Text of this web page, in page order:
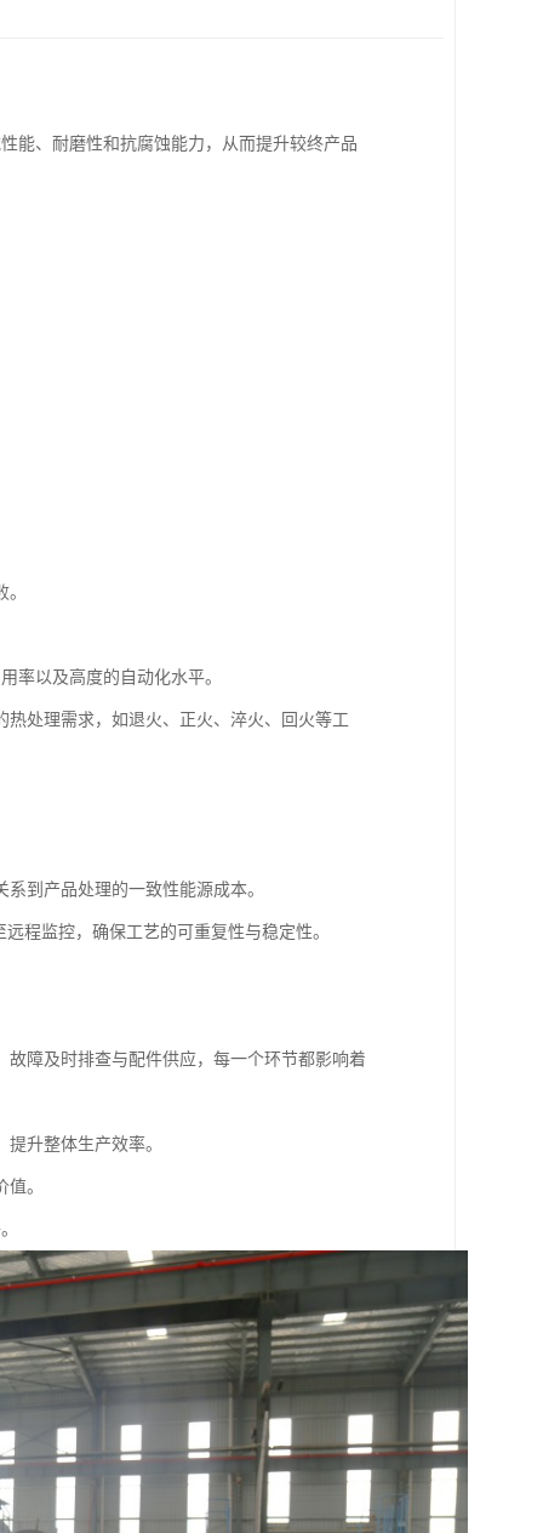
能、耐磨性和抗腐蚀能力，从而提升较终产品
率以及高度的自动化水平。
处理需求，如退火、正火、淬火、回火等工
到产品处理的一致性能源成本。
程监控，确保工艺的可重复性与稳定性。
障及时排查与配件供应，每一个环节都影响着
升整体生产效率。
。